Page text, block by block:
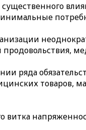
ряда
товаров,
витка